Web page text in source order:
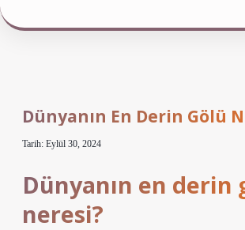
Dünyanın En Derin Gölü
Tarih: Eylül 30, 2024
Dünyanın en derin
neresi?